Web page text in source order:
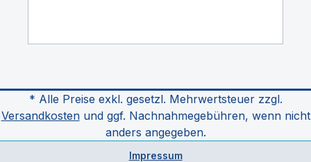
* Alle Preise exkl. gesetzl. Mehrwertsteuer zzgl.
Versandkostenund ggf. Nachnahmegebühren, wenn nicht
anders angegeben.
Impressum